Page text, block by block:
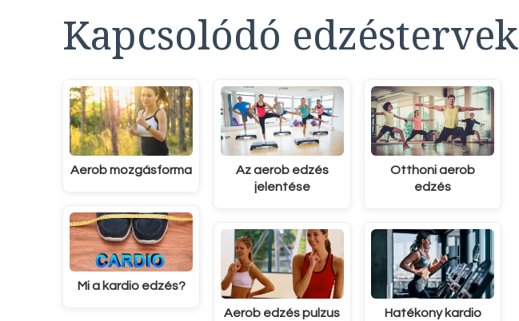
Kapcsolódó edzéstervek
Aerob mozgásforma
Mi a kardio edzés?
Az aerob edzés
jelentése
Aerob edzés pulzus
Otthoni aerob
edzés
Hatékony kardio